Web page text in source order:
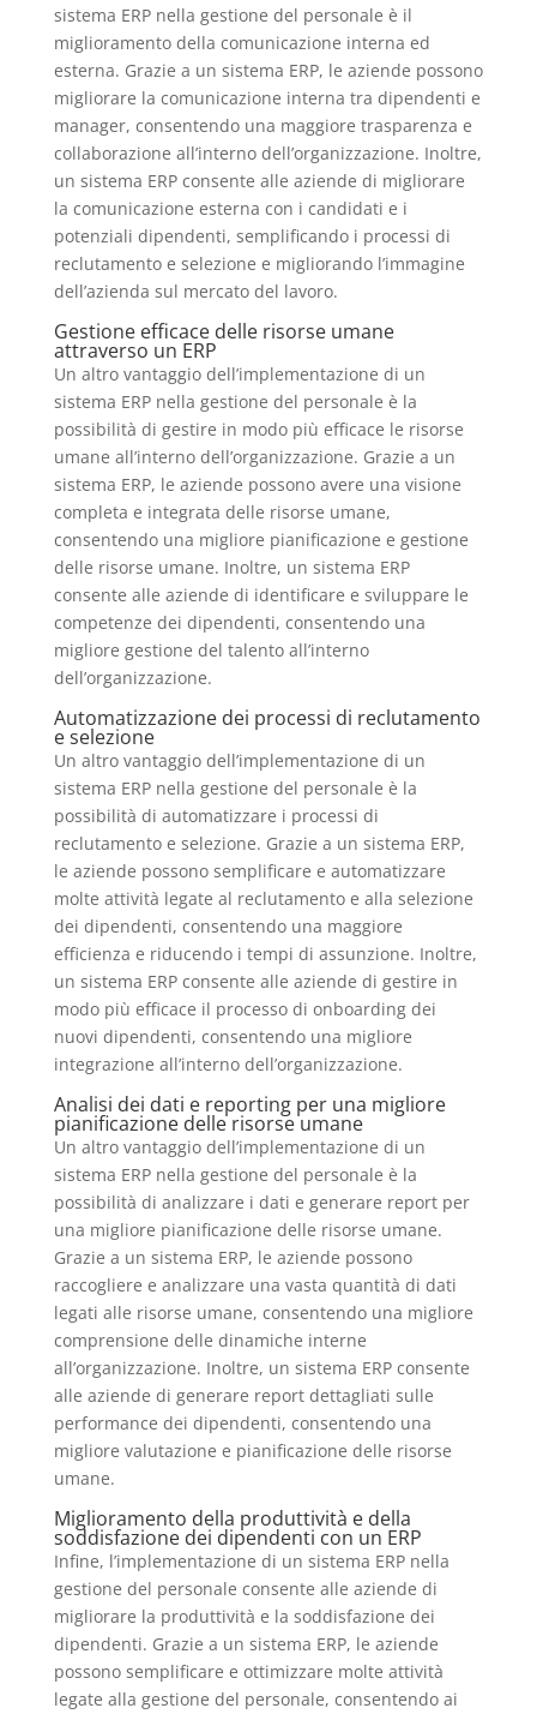
sistema ERP nella gestione del personale è il
miglioramento della comunicazione interna ed
esterna. Grazie a un sistema ERP, le aziende possono
migliorare la comunicazione interna tra dipendenti e
manager, consentendo una maggiore trasparenza e
collaborazione all’interno dell’organizzazione. Inoltre,
un sistema ERP consente alle aziende di migliorare
la comunicazione esterna con i candidati e i
potenziali dipendenti, semplificando i processi di
reclutamento e selezione e migliorando l’immagine
dell’azienda sul mercato del lavoro.
Gestione efficace delle risorse umane
attraverso un ERP
Un altro vantaggio dell’implementazione di un
sistema ERP nella gestione del personale è la
possibilità di gestire in modo più efficace le risorse
umane all’interno dell’organizzazione. Grazie a un
sistema ERP, le aziende possono avere una visione
completa e integrata delle risorse umane,
consentendo una migliore pianificazione e gestione
delle risorse umane. Inoltre, un sistema ERP
consente alle aziende di identificare e sviluppare le
competenze dei dipendenti, consentendo una
migliore gestione del talento all’interno
dell’organizzazione.
Automatizzazione dei processi di reclutamento
e selezione
Un altro vantaggio dell’implementazione di un
sistema ERP nella gestione del personale è la
possibilità di automatizzare i processi di
reclutamento e selezione. Grazie a un sistema ERP,
le aziende possono semplificare e automatizzare
molte attività legate al reclutamento e alla selezione
dei dipendenti, consentendo una maggiore
efficienza e riducendo i tempi di assunzione. Inoltre,
un sistema ERP consente alle aziende di gestire in
modo più efficace il processo di onboarding dei
nuovi dipendenti, consentendo una migliore
integrazione all’interno dell’organizzazione.
Analisi dei dati e reporting per una migliore
pianificazione delle risorse umane
Un altro vantaggio dell’implementazione di un
sistema ERP nella gestione del personale è la
possibilità di analizzare i dati e generare report per
una migliore pianificazione delle risorse umane.
Grazie a un sistema ERP, le aziende possono
raccogliere e analizzare una vasta quantità di dati
legati alle risorse umane, consentendo una migliore
comprensione delle dinamiche interne
all’organizzazione. Inoltre, un sistema ERP consente
alle aziende di generare report dettagliati sulle
performance dei dipendenti, consentendo una
migliore valutazione e pianificazione delle risorse
umane.
Miglioramento della produttività e della
soddisfazione dei dipendenti con un ERP
Infine, l’implementazione di un sistema ERP nella
gestione del personale consente alle aziende di
migliorare la produttività e la soddisfazione dei
dipendenti. Grazie a un sistema ERP, le aziende
possono semplificare e ottimizzare molte attività
legate alla gestione del personale, consentendo ai